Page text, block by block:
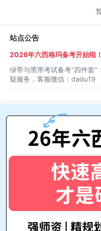
站点公告
2026年六西格玛备考开始啦！
绿带与黑带考试备考"四件套"
疑服务，客服微信：dadu19